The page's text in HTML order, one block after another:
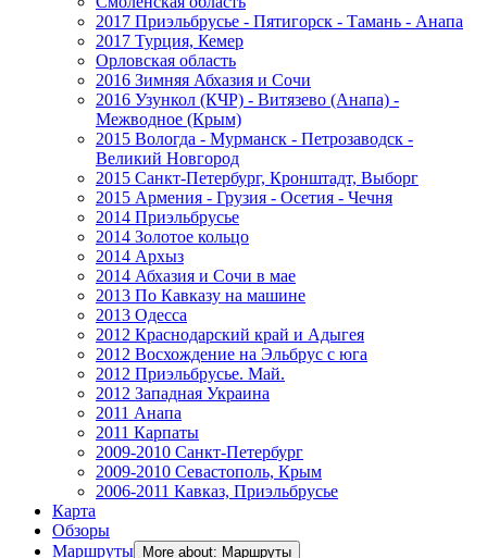
2017 Приэльбрусье - Пятигорск - Тамань - Анапа
2017 Турция, Кемер
Орловская область
2016 Зимняя Абхазия и Сочи
2016 Узункол (КЧР) - Витязево (Анапа) -
Межводное (Крым)
2015 Вологда - Мурманск - Петрозаводск -
Великий Новгород
2015 Санкт-Петербург, Кронштадт, Выборг
2015 Армения - Грузия - Осетия - Чечня
2014 Приэльбрусье
2014 Золотое кольцо
2014 Архыз
2014 Абхазия и Сочи в мае
2013 По Кавказу на машине
2013 Одесса
2012 Краснодарский край и Адыгея
2012 Восхождение на Эльбрус с юга
2012 Приэльбрусье. Май.
2012 Западная Украина
2011 Анапа
2011 Карпаты
2009-2010 Санкт-Петербург
2009-2010 Севастополь, Крым
2006-2011 Кавказ, Приэльбрусье
Карта
Обзоры
Маршруты
More about: Маршруты